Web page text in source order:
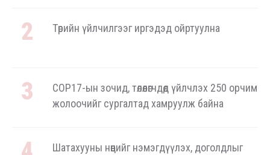
Төрийн үйлчилгээг иргэдэд ойртуулна
COP17-ын зочид, төлөөлөгчдөд үйлчлэх 250 орчим
жолоочийг сургалтад хамруулж байна
Шатахууны нөөцийг нэмэгдүүлэх, доголдлыг